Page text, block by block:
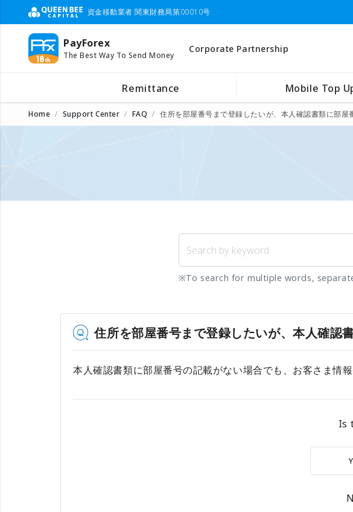
資金移動業者 関東財務局第00010号
PayForex
The Best Way To Send Money
Corporate Partnership
Remittance Mobile Top
Home Support Center FAQ 住所を部屋番号まで登録したいが、本人確認書類に部
※To search for multiple words,
住所を部屋番号まで登録したいが、本人確認
本人確認書類に部屋番号の記載がない場合でも、お客さま情
Is